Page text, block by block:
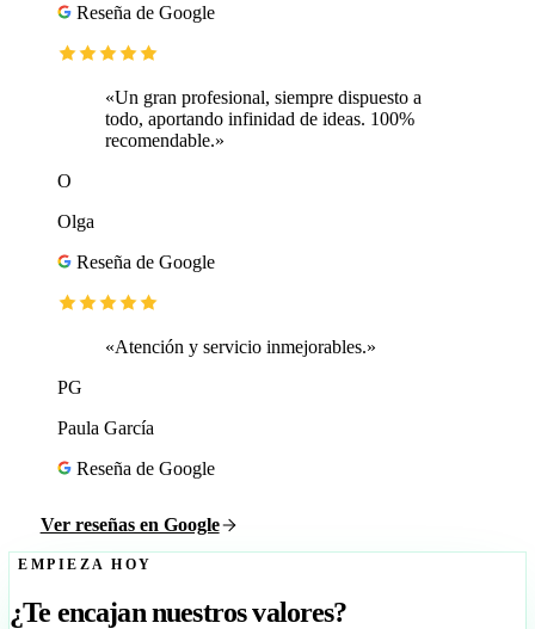
Reseña de Google
«Un gran profesional, siempre dispuesto a
todo, aportando infinidad de ideas. 100%
recomendable.»
O
Olga
Reseña de Google
«Atención y servicio inmejorables.»
PG
Paula García
Reseña de Google
Ver reseñas en Google
EMPIEZA HOY
¿Te encajan nuestros valores?